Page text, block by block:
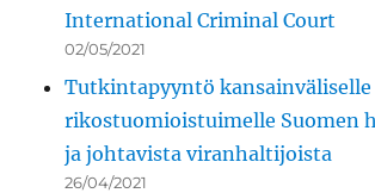
International Criminal Court
02/05/2021
Tutkintapyyntö kansainväliselle
rikostuomioistuimelle Suomen
ja johtavista viranhaltijoista
26/04/2021